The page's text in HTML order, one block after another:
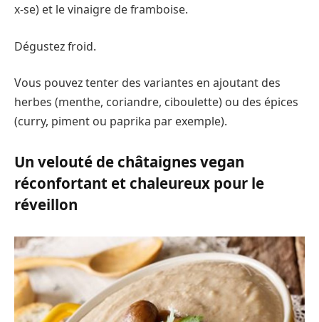
x-se) et le vinaigre de framboise.
Dégustez froid.
Vous pouvez tenter des variantes en ajoutant des
herbes (menthe, coriandre, ciboulette) ou des épices
(curry, piment ou paprika par exemple).
Un velouté de châtaignes vegan
réconfortant et chaleureux pour le
réveillon